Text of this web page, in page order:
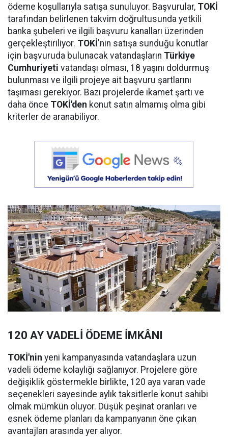
ödeme koşullarıyla satışa sunuluyor. Başvurular, TOKİ
tarafından belirlenen takvim doğrultusunda yetkili
banka şubeleri ve ilgili başvuru kanalları üzerinden
gerçekleştiriliyor. TOKİ'nin satışa sunduğu konutlar
için başvuruda bulunacak vatandaşların Türkiye
Cumhuriyeti vatandaşı olması, 18 yaşını doldurmuş
bulunması ve ilgili projeye ait başvuru şartlarını
taşıması gerekiyor. Bazı projelerde ikamet şartı ve
daha önce TOKİ'den konut satın almamış olma gibi
kriterler de aranabiliyor.
120 AY VADELİ ÖDEME İMKÂNI
TOKİ'nin yeni kampanyasında vatandaşlara uzun
vadeli ödeme kolaylığı sağlanıyor. Projelere göre
değişiklik göstermekle birlikte, 120 aya varan vade
seçenekleri sayesinde aylık taksitlerle konut sahibi
olmak mümkün oluyor. Düşük peşinat oranları ve
esnek ödeme planları da kampanyanın öne çıkan
avantajları arasında yer alıyor.